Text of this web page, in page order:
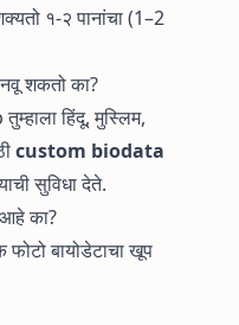
१-२ पानांचा (1–2
शकतो का?
तुम्हाला हिंदू, मुस्लिम,
custom biodata
सुविधा देते.
का?
बायोडेटाचा खूप